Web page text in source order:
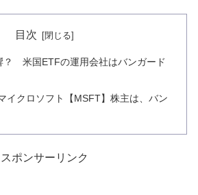
目次
？ 米国ETFの運用会社はバンガード
イクロソフト【MSFT】株主は、バン
スポンサーリンク